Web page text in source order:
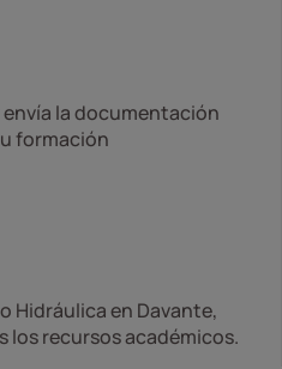
la documentación
formación
Hidráulica en Davante,
los recursos académicos.